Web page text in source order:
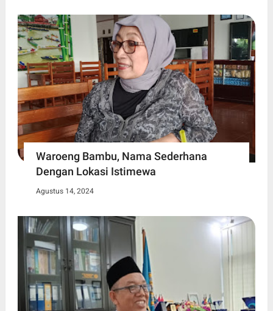
Waroeng Bambu, Nama Sederhana
Dengan Lokasi Istimewa
Agustus 14, 2024